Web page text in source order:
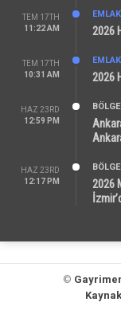
TEM 17TH
11:22 AM
2026
TEM 17TH
10:31 AM
2026
HAZ 23RD
12:59 PM
HAZ 23RD
12:17 PM
2026
©